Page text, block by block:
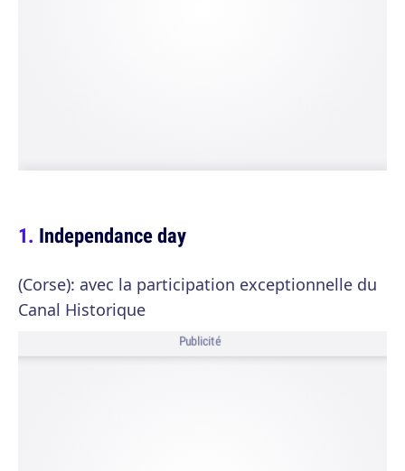
Independance day
(Corse): avec la participation exceptionnelle du
Canal Historique
Publicité